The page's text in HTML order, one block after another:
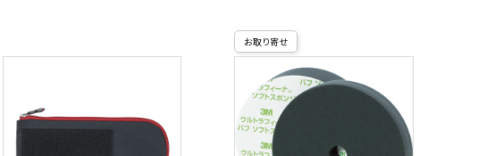
お取り寄せ